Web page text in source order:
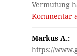
Vermutung
Kommentar
Markus A.:
https://